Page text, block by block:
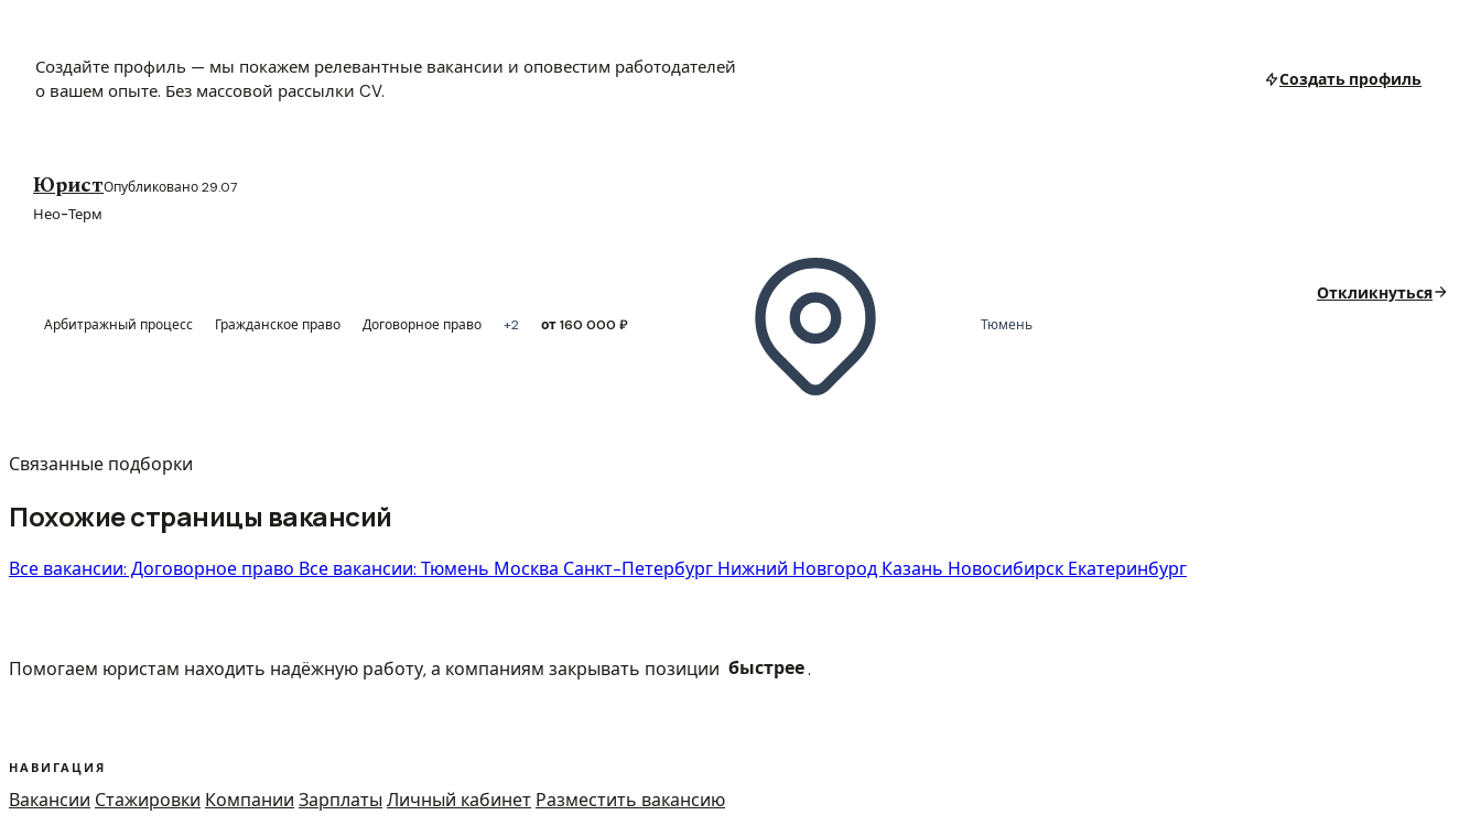
Создайте профиль — мы покажем релевантные вакансии и оповестим работодателей
о вашем опыте. Без массовой рассылки CV.
Создать профиль
ЮристОпубликовано 29.07
Нео-Терм
Арбитражный процесс Гражданское право Договорное право +2 от 160 000 ₽ Тюмень
Откликнуться
Связанные подборки
Похожие страницы вакансий
Все вакансии: Договорное право Все вакансии: Тюмень Москва Санкт-Петербург Нижний Новгород Казань Новосибирск Екатеринбург
Помогаем юристам находить надёжную работу, а компаниям закрывать позиции быстрее.
НАВИГАЦИЯ
Вакансии Стажировки Компании Зарплаты Личный кабинет Разместить вакансию